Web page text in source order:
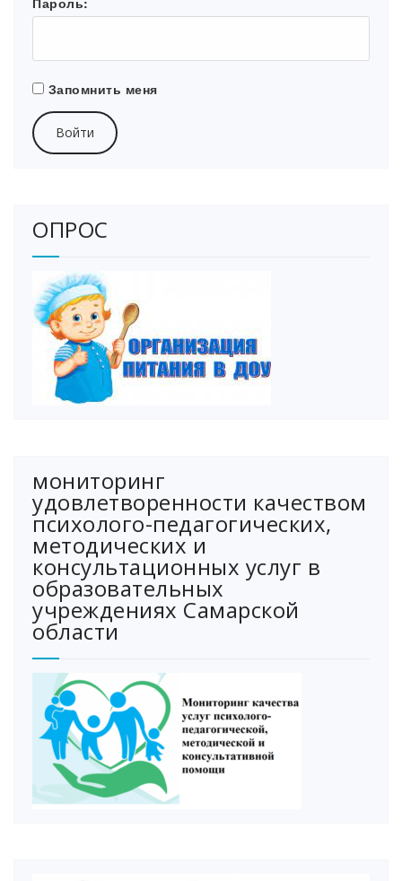
Запомнить меня
Войти
ОПРОС
мониторинг
удовлетворенности качеством
психолого-педагогических,
методических и
консультационных услуг в
образовательных
учреждениях Самарской
области